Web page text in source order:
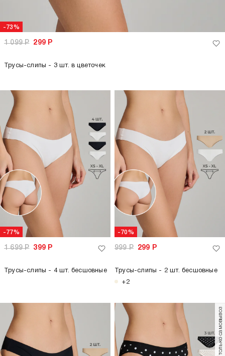
-73%
1 099Р 299 Р
Трусы-слипы - 3 шт. в цветочек
-77%
1 699Р 399 Р
Трусы-слипы - 4 шт. бесшовные
-70%
999Р 299 Р
Трусы-слипы - 2 шт. бесшовные
+2
только самовывоз